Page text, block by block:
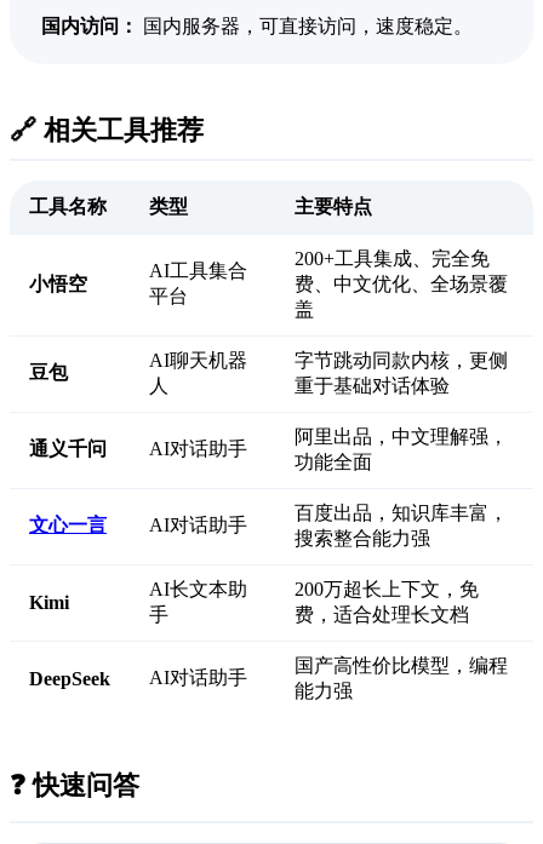
国内访问：
国内服务器，可直接访问，速度稳定。
🔗 相关工具推荐
工具名称 类型 主要特点
小悟空
AI工具集合
平台
200+工具集成、完全免
费、中文优化、全场景覆
盖
豆包
AI聊天机器
人
字节跳动同款内核，更侧
重于基础对话体验
通义千问 AI对话助手
阿里出品，中文理解强，
功能全面
文心一言 AI对话助手
百度出品，知识库丰富，
搜索整合能力强
Kimi
AI长文本助
手
200万超长上下文，免
费，适合处理长文档
DeepSeek AI对话助手
国产高性价比模型，编程
能力强
❓ 快速问答